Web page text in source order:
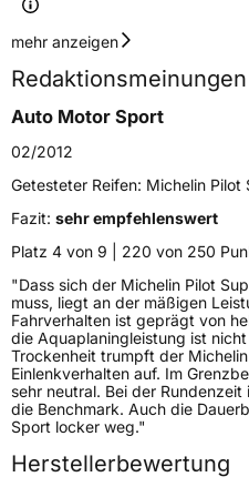
Geschwindigkeitsindex
Höchstgeschwindigkeit
300 km/
Lastindex95
Höchstlast690 kg
Gewicht (in kg)14,552 kg
Generelle Merkmale
Fahrzeugtyp PKW
VerwendungSommerreifen
ModellnamePilot Super Sport
FahrzeugartPKW & SUV
Weitere Eigenschaften
mehr anzeigen
Redaktionsmeinungen
Auto Motor Sport
02/2012
Getesteter Reifen: Michelin Pilot
Fazit: sehr empfehlenswert
Platz 4 von 9 | 220 von 250
"Dass sich der Michelin Pilot
muss, liegt an der mäßigen
Fahrverhalten ist geprägt von
die Aquaplaningleistung ist
Trockenheit trumpft der
Einlenkverhalten auf. Im
sehr neutral. Bei der
die Benchmark. Auch die
Sport locker weg."
Herstellerbewertung